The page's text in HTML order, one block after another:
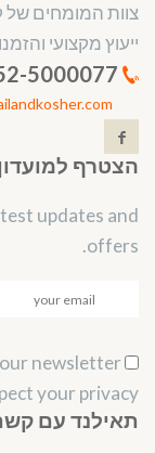
צוות המומחים של
ייעוץ מקצועי
הצטרף
updates and
offers.
your privacy
תאילנד עם